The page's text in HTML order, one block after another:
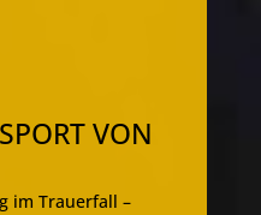
VON
im Trauerfall –